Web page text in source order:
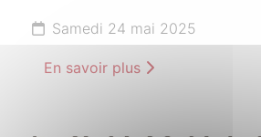
Samedi 24 mai 2025
En savoir plus